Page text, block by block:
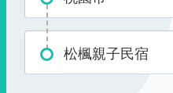
松楓親子民宿